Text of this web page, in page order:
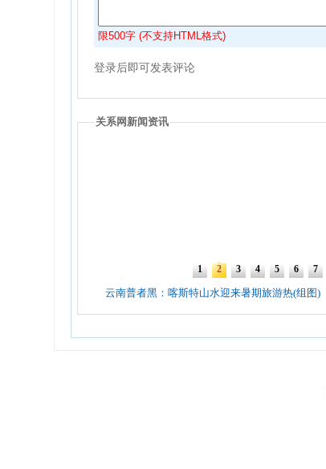
限500字 (不支持HTML格式)
登录后即可发表评论
关系网新闻资讯